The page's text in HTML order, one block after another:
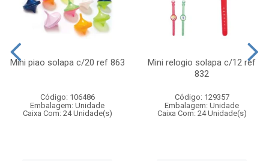
Mini piao solapa c/20 ref 863
Código: 106486
Embalagem: Unidade
Caixa Com: 24 Unidade(s)
Mini relogio solapa c/12 ref
832
Código: 129357
Embalagem: Unidade
Caixa Com: 24 Unidade(s)